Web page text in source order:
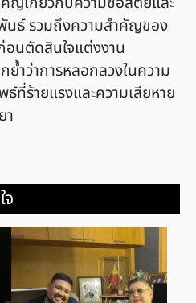
พันธ์ รวมถึงความสำคัญของ
นตัดสินใจแต่งงาน
ำว่าการหลอกลวงในความ
ที่ร้ายแรงและความเสียหาย
า